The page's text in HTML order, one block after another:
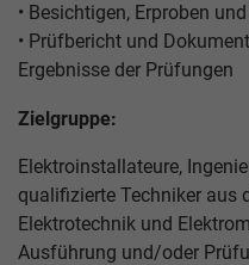
• Besichtigen, Erproben
• Prüfbericht und
Ergebnisse der Prüfungen
Zielgruppe:
Elektroinstallateure,
qualifizierte Techniker aus
Elektrotechnik und
Ausführung und/oder